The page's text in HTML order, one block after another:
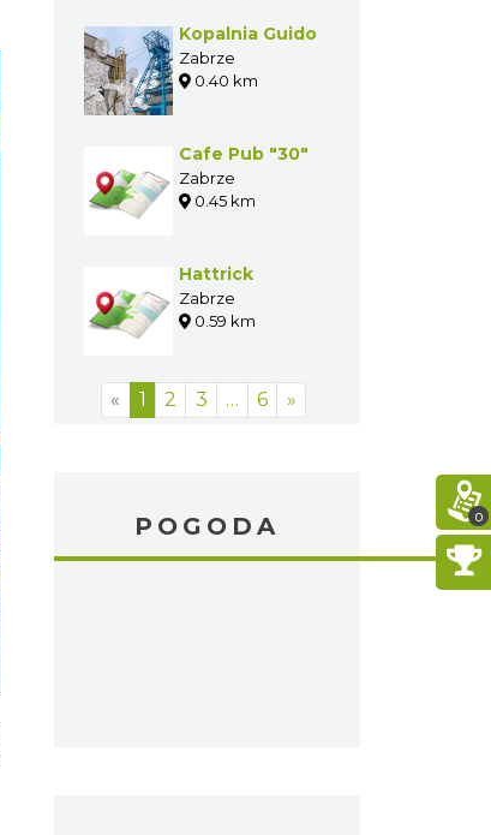
Kopalnia Guido
Zabrze
0.40 km
Cafe Pub "30"
Zabrze
0.45 km
Hattrick
Zabrze
0.59 km
« 1 2 3 … 6 »
POGODA 0